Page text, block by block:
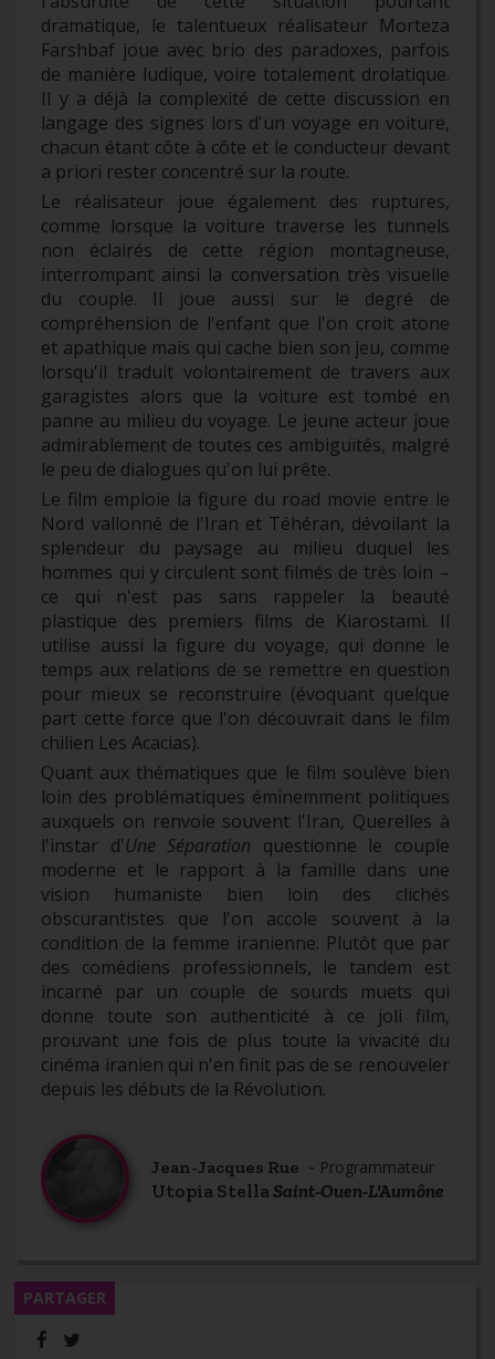
dramatique, le talentueux réalisateur Morteza
Farshbaf joue avec brio des paradoxes, parfois
de manière ludique, voire totalement drolatique.
Il y a déjà la complexité de cette discussion en
langage des signes lors d'un voyage en voiture,
chacun étant côte à côte et le conducteur devant
a priori rester concentré sur la route.
Le réalisateur joue également des ruptures,
comme lorsque la voiture traverse les tunnels
non éclairés de cette région montagneuse,
interrompant ainsi la conversation très visuelle
du couple. Il joue aussi sur le degré de
compréhension de l'enfant que l'on croit atone
et apathique mais qui cache bien son jeu, comme
lorsqu'il traduit volontairement de travers aux
garagistes alors que la voiture est tombé en
panne au milieu du voyage. Le jeune acteur joue
admirablement de toutes ces ambiguïtés, malgré
le peu de dialogues qu'on lui prête.
Le film emploie la figure du road movie entre le
Nord vallonné de l'Iran et Téhéran, dévoilant la
splendeur du paysage au milieu duquel les
hommes qui y circulent sont filmés de très loin –
ce qui n'est pas sans rappeler la beauté
plastique des premiers films de Kiarostami. Il
utilise aussi la figure du voyage, qui donne le
temps aux relations de se remettre en question
pour mieux se reconstruire (évoquant quelque
part cette force que l'on découvrait dans le film
chilien Les Acacias).
Quant aux thématiques que le film soulève bien
loin des problématiques éminemment politiques
auxquels on renvoie souvent l'Iran, Querelles à
l'instar d'Une Séparation questionne le couple
moderne et le rapport à la famille dans une
vision humaniste bien loin des clichés
obscurantistes que l'on accole souvent à la
condition de la femme iranienne. Plutôt que par
des comédiens professionnels, le tandem est
incarné par un couple de sourds muets qui
donne toute son authenticité à ce joli film,
prouvant une fois de plus toute la vivacité du
cinéma iranien qui n'en finit pas de se renouveler
depuis les débuts de la Révolution.
Jean-Jacques Rue - Programmateur
Utopia StellaSaint-Ouen-L'Aumône
PARTAGER